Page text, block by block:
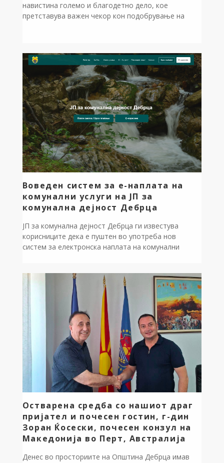
навистина големо и благодетно дело, кое
претставува важен чекор кон подобрување на
води до селската црква „Св. Ѓорѓија“,
овозможувајќи им на верниците и на сите
посетители достоинствен и лесен пристап […]
Воведен систем за е-наплата на
комунални услуги на ЈП за
комунална дејност Дебрца
ЈП за комунална дејност Дебрца ги известува
корисниците дека е пуштен во употреба нов
систем за електронска наплата на комунални
брзо и едноставно да ги платат своите фактури
online со внесување на бројот на фактурата и e-
mail адреса. Доколку корисникот не го знае бројот
[…]
Остварена средба со нашиот драг
пријател и почесен гостин, г-дин
Зоран Ќосески, почесен конзул на
Македонија во Перт, Австралија
Денес во просториите на Општина Дебрца имав